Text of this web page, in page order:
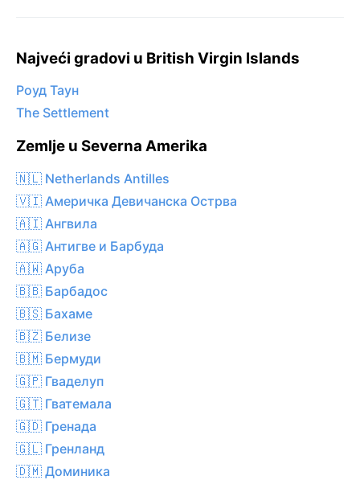
Najveći gradovi u British Virgin Islands
Роуд Таун
The Settlement
Zemlje u Severna Amerika
🇳🇱 Netherlands Antilles
🇻🇮 Америчка Девичанска Острва
🇦🇮 Ангвила
🇦🇬 Антигве и Барбуда
🇦🇼 Аруба
🇧🇧 Барбадос
🇧🇸 Бахаме
🇧🇿 Белизе
🇧🇲 Бермуди
🇬🇵 Гваделуп
🇬🇹 Гватемала
🇬🇩 Гренада
🇬🇱 Гренланд
🇩🇲 Доминика